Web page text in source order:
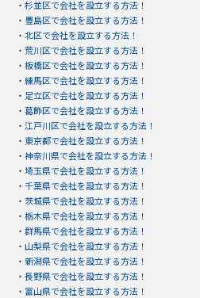
・ 杉並区で会社を設立する方法！
・ 豊島区で会社を設立する方法！
・ 北区で会社を設立する方法！
・ 荒川区で会社を設立する方法！
・ 板橋区で会社を設立する方法！
・ 練馬区で会社を設立する方法！
・ 足立区で会社を設立する方法！
・ 葛飾区で会社を設立する方法！
・ 江戸川区で会社を設立する方法！
・ 東京都で会社を設立する方法！
・ 神奈川県で会社を設立する方法！
・ 埼玉県で会社を設立する方法！
・ 千葉県で会社を設立する方法！
・ 茨城県で会社を設立する方法！
・ 栃木県で会社を設立する方法！
・ 群馬県で会社を設立する方法！
・ 山梨県で会社を設立する方法！
・ 新潟県で会社を設立する方法！
・ 長野県で会社を設立する方法！
・ 富山県で会社を設立する方法！